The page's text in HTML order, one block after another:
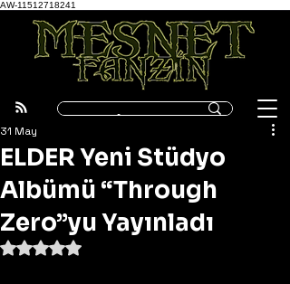
AW-11512718241
ELDER Yeni Stüdyo
Albümü “Through
Zero”yu Yayınladı
31 May
5 üzerinden NaN yıldız